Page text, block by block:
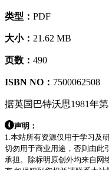
类型： PDF
大小： 21.62 MB
页数： 490
ISBN NO： 7500062508
据英国巴特沃思1981年
声明：
1.本站所有资源仅用于学习及
切勿用于商业用途，否则由此
承担。除标明原创外均来自网